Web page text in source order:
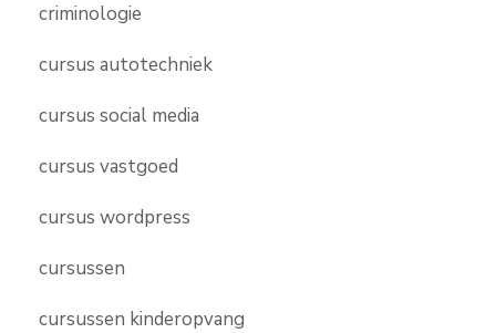
criminologie
cursus autotechniek
cursus social media
cursus vastgoed
cursus wordpress
cursussen
cursussen kinderopvang